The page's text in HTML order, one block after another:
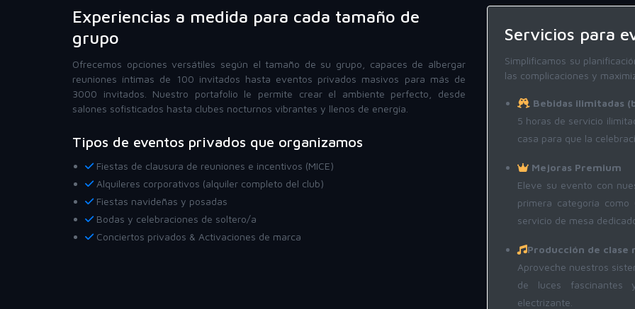
Experiencias a medida para cada tamaño de
grupo
Ofrecemos opciones versátiles según el tamaño de su grupo, capaces de albergar
reuniones íntimas de 100 invitados hasta eventos privados masivos para más de
3000 invitados. Nuestro portafolio le permite crear el ambiente perfecto, desde
salones sofisticados hasta clubes nocturnos vibrantes y llenos de energía.
Tipos de eventos privados que organizamos
Fiestas de clausura de reuniones e incentivos (MICE)
Alquileres corporativos (alquiler completo del club)
Fiestas navideñas y posadas
Bodas y celebraciones de soltero/a
Conciertos privados & Activaciones de marca
Servicios para
Simplificamos su
las complicaciones y
Bebidas ilimitadas
5 horas de servicio
casa para que la
Mejoras Premium
Eleve su evento con
primera categoría
servicio de mesa
Producción de clase
Aproveche nuestros
de luces fascinantes
electrizante.